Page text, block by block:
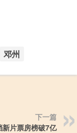
邓州
下一篇
片票房榜破7亿